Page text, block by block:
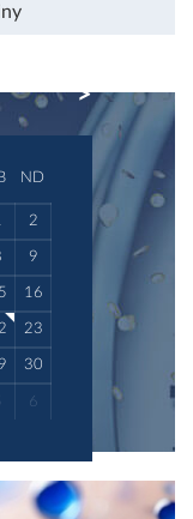
NEXT
ND
2
9
16
23
30
6